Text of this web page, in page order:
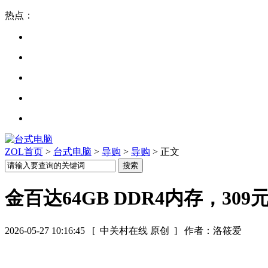
热点：
ZOL首页 > 台式电脑 > 导购 > 导购 > 正文
金百达64GB DDR4内存，309
2026-05-27 10:16:45 [ 中关村在线 原创 ] 作者：洛筱爱